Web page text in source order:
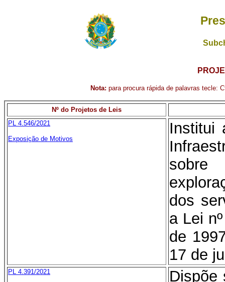
Nota: para procura rápida de palavras tecle:
Nº do Projetos de Leis
PL 4.546/2021
Exposição de Motivos
Institui
sobre
dos
a Lei
de
17 de
PL 4.391/2021
Dispõe